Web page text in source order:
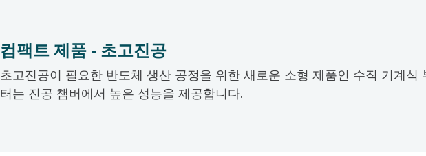
컴팩트 제품 - 초고진공
초고진공이 필요한 반도체 생산 공정을 위한 새로운 소형 제품인 수직 기계식
터는 진공 챔버에서 높은 성능을 제공합니다.